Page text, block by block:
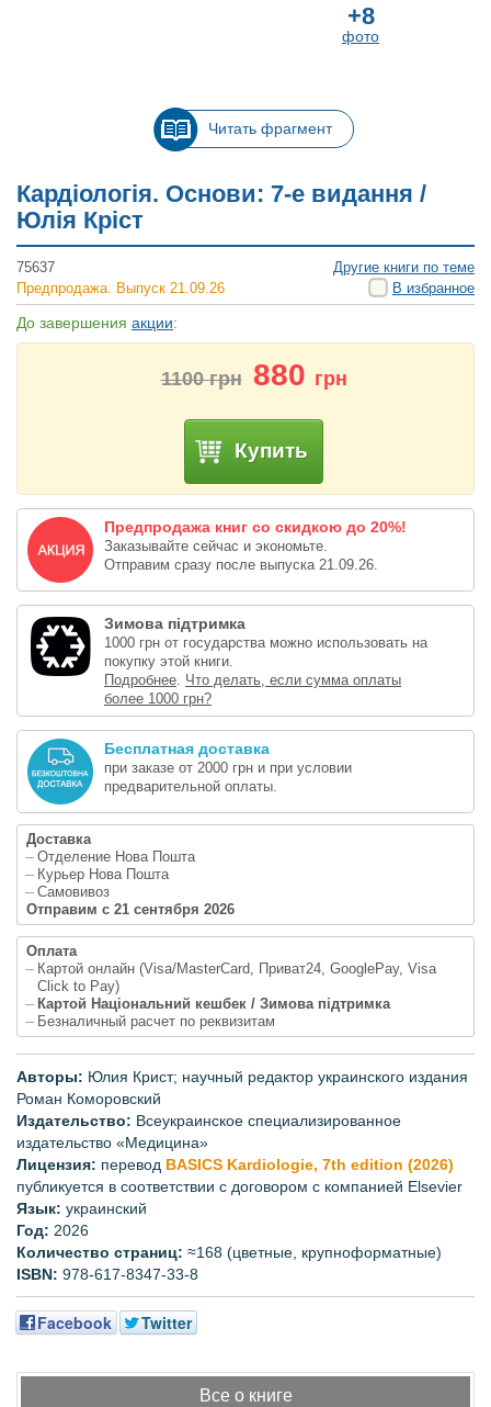
+8
фото
Читать фрагмент
Кардіологія. Основи: 7-е видання /
Юлія Кріст
75637
Другие книги по теме
Предпродажа. Выпуск 21.09.26
В избранное
До завершения акции:
1100грн 880 грн
Купить
Предпродажа книг со скидкою до 20%!
Заказывайте сейчас и экономьте.
Отправим сразу после выпуска 21.09.26.
Зимова підтримка
1000 грн от государства можно использовать на
покупку этой книги.
Подробнее. Что делать, если сумма оплаты
более 1000 грн?
Бесплатная доставка
при заказе от 2000 грн и при условии
предварительной оплаты.
Доставка
Отделение Нова Пошта
Курьер Нова Пошта
Самовивоз
Отправим с 21 сентября 2026
Оплата
Картой онлайн (Visa/MasterCard, Приват24, GooglePay, Visa
Click to Pay)
Картой Національний кешбек / Зимова підтримка
Безналичный расчет по реквизитам
Авторы: Юлия Крист; научный редактор украинского издания
Роман Коморовский
Издательство: Всеукраинское специализированное
издательство «Медицина»
Лицензия: перевод BASICS Kardiologie, 7th edition (2026)
публикуется в соответствии с договором с компанией Elsevier
Язык: украинский
Год: 2026
Количество страниц: ≈168 (цветные, крупноформатные)
ISBN: 978-617-8347-33-8
Facebook Twitter
Все о книге